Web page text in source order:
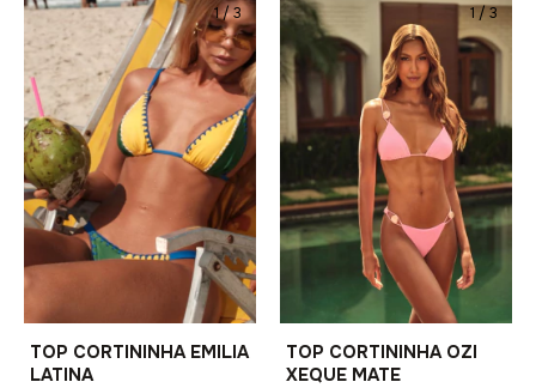
1/3
TOP CORTININHA EMILIA
LATINA
1/3
TOP CORTININHA OZI
XEQUE MATE